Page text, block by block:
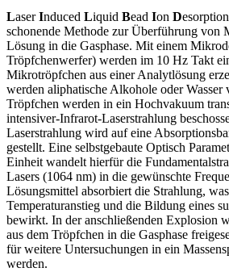
LaserInduced Liquid Bead Ion D
schonende Methode zur Überführung von
Lösung in die Gasphase. Mit einem
Tröpfchenwerfer) werden im 10 Hz Takt
Mikrotröpfchen aus einer Analytlösung
werden aliphatische Alkohole oder Wasser
Tröpfchen werden in ein Hochvakuum
intensiver-Infrarot-Laserstrahlung
Laserstrahlung wird auf eine
gestellt. Eine selbstgebaute Optisch
Einheit wandelt hierfür die
Lasers (1064 nm) in die gewünschte
Lösungsmittel absorbiert die Strahlung,
Temperaturanstieg und die Bildung eines
bewirkt. In der anschließenden Explosion
aus dem Tröpfchen in die Gasphase
für weitere Untersuchungen in ein
werden.